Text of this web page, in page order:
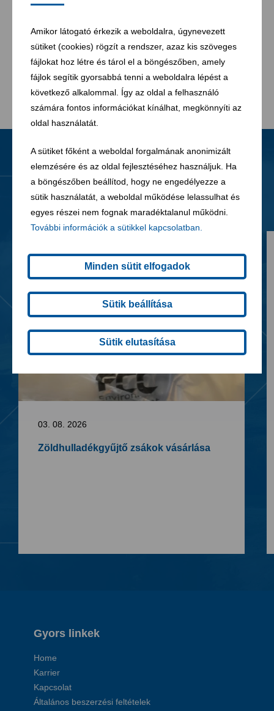
Amikor látogató érkezik a weboldalra, úgynevezett
sütiket (cookies) rögzít a rendszer, azaz kis szöveges
fájlokat hoz létre és tárol el a böngészőben, amely
fájlok segítik gyorsabbá tenni a weboldalra lépést a
következő alkalommal. Így az oldal a felhasználó
számára fontos információkat kínálhat, megkönnyíti az
oldal használatát.
A sütiket főként a weboldal forgalmának anonimizált
elemzésére és az oldal fejlesztéséhez használjuk. Ha
a böngészőben beállítod, hogy ne engedélyezze a
sütik használatát, a weboldal működése lelassulhat és
egyes részei nem fognak maradéktalanul működni.
További információk a sütikkel kapcsolatban.
Minden sütit elfogadok
Sütik beállítása
Sütik elutasítása
Magyarország Kft. nem felel azokért a károkért,
kapcsolatban, azok használatából vagy
használhatatlanságából, nem megfelelő működéséből,
meghibásodásából, számítógépes vírusból, vonal- vagy
rendszerhibából, vagy más hasonló okból következnek be.
Hírek Minden hír
03. 08. 2026
Zöldhulladékgyűjtő zsákok vásárlása
Gyors linkek
Home
Karrier
Kapcsolat
Általános beszerzési feltételek